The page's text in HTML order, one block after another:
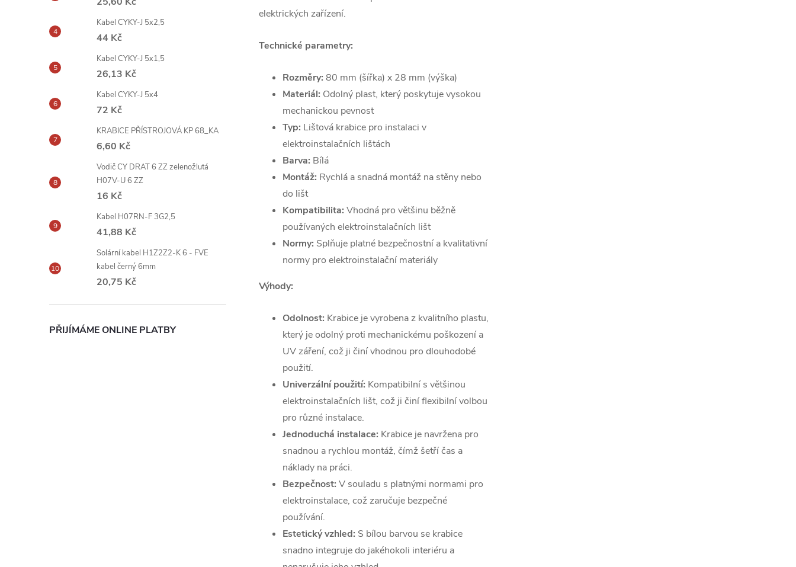
Kabel CYKY-J 5x2,5
44 Kč
Kabel CYKY-J 5x1,5
26,13 Kč
Kabel CYKY-J 5x4
72 Kč
KRABICE PŘÍSTROJOVÁ KP 68_KA
6,60 Kč
Vodič CY DRAT 6 ZZ zelenožlutá
H07V-U 6 ZZ
16 Kč
Kabel H07RN-F 3G2,5
41,88 Kč
Solární kabel H1Z2Z2-K 6 - FVE
kabel černý 6mm
20,75 Kč
PŘIJÍMÁME ONLINE PLATBY
elektrických zařízení.
Technické parametry:
Rozměry: 80 mm (šířka) x 28 mm (výška)
Materiál: Odolný plast, který poskytuje vysokou
mechanickou pevnost
Typ: Lištová krabice pro instalaci v
elektroinstalačních lištách
Barva: Bílá
Montáž: Rychlá a snadná montáž na stěny nebo
do lišt
Kompatibilita: Vhodná pro většinu běžně
používaných elektroinstalačních lišt
Normy: Splňuje platné bezpečnostní a kvalitativní
normy pro elektroinstalační materiály
Výhody:
Odolnost: Krabice je vyrobena z kvalitního plastu,
který je odolný proti mechanickému poškození a
UV záření, což ji činí vhodnou pro dlouhodobé
použití.
Univerzální použití: Kompatibilní s většinou
elektroinstalačních lišt, což ji činí flexibilní volbou
pro různé instalace.
Jednoduchá instalace: Krabice je navržena pro
snadnou a rychlou montáž, čímž šetří čas a
náklady na práci.
Bezpečnost: V souladu s platnými normami pro
elektroinstalace, což zaručuje bezpečné
používání.
Estetický vzhled: S bílou barvou se krabice
snadno integruje do jakéhokoli interiéru a